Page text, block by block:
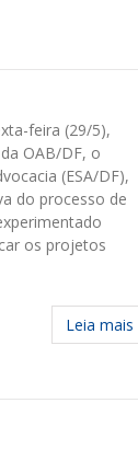
feira (29/5),
OAB/DF, o
(ESA/DF),
do processo de
os projetos
Leia mais